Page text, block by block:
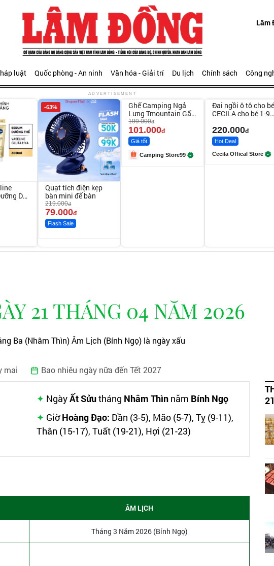
Lâm
luật Quốc phòng - An ninh Văn hóa - Giải trí Du lịch Chính sách Công
ADVERTISEMENT
Da
7
-63%
Quạt tích điện kẹp
bàn mini để bàn
219.000đ
79.000đ
Flash Sale
-49%
Unmute
Ghế Camping Ngả
Lưng Tmountain Gấp
Gọn
199.000đ
101.000đ
Giá tốt
Camping Store99
Đai ngồi ô tô cho bé
CECILA cho bé 1-9
220.000đ
Hot Deal
Cecila Offical Store
21 THÁNG 04 NĂM 2026
Ba (Nhâm Thìn) Âm Lịch (Bính Ngọ) là ngày xấu
mai Bao nhiêu ngày nữa đến Tết 2027
NgàyẤt Sửutháng Nhâm Thìn năm Bính Ngọ
GiờHoàng Đạo: Dần (3-5), Mão (5-7), Tỵ (9-11),
Thân (15-17), Tuất (19-21), Hợi (21-23)
ÂM LỊCH
Tháng 3 Năm 2026 (Bính Ngọ)